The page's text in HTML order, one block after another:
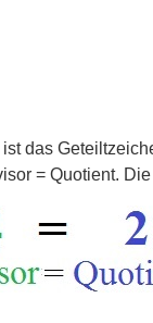
das
= Quotient.